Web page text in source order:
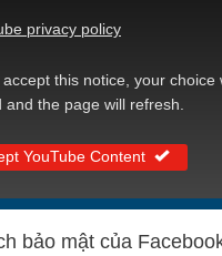
privacy policy
accept this notice, your choice
and the page will refresh.
YouTube Content
bảo mật của